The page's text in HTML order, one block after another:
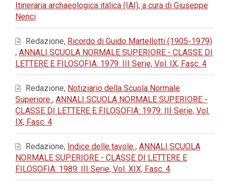
Itineraria archaeologica italica (IAI), a cura di Giuseppe
Nenci
Redazione, Ricordo di Guido Martellotti (1905-1979)
, ANNALI SCUOLA NORMALE SUPERIORE - CLASSE DI
LETTERE E FILOSOFIA: 1979: III Serie, Vol. IX, Fasc. 4
Redazione, Notiziario della Scuola Normale
Superiore , ANNALI SCUOLA NORMALE SUPERIORE -
CLASSE DI LETTERE E FILOSOFIA: 1979: III Serie, Vol.
IX, Fasc. 4
Redazione, Indice delle tavole , ANNALI SCUOLA
NORMALE SUPERIORE - CLASSE DI LETTERE E
FILOSOFIA: 1989: III Serie, Vol. XIX, Fasc. 4